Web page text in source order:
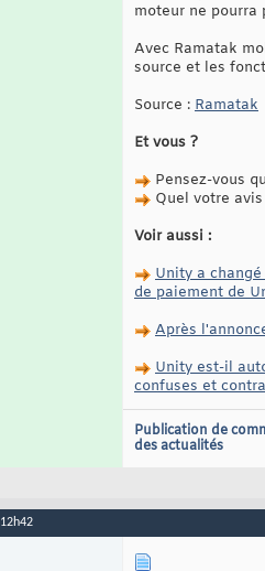
moteur ne pourra
Avec Ramatak
source et les
Source : Ramatak
Et vous ?
Pensez-vous
Quel votre
Voir aussi :
Unity a
de paiement de
Après
Unity est-il
confuses et
Publication de
des actualités
12h42